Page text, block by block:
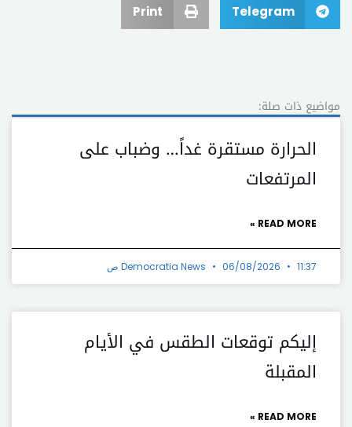
Telegram
Print
مواضيع ذات صلة:
الحرارة مستقرة غداً… وضباب على
المرتفعات
READ MORE »
Democratia News 06/08/2026 11:37 ص
إليكم توقعات الطقس في الأيام
المقبلة
READ MORE »